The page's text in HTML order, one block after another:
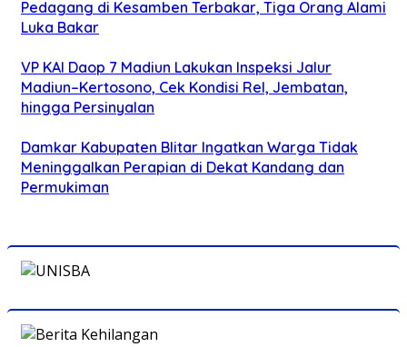
Pedagang di Kesamben Terbakar, Tiga Orang Alami
Luka Bakar
VP KAI Daop 7 Madiun Lakukan Inspeksi Jalur
Madiun–Kertosono, Cek Kondisi Rel, Jembatan,
hingga Persinyalan
Damkar Kabupaten Blitar Ingatkan Warga Tidak
Meninggalkan Perapian di Dekat Kandang dan
Permukiman